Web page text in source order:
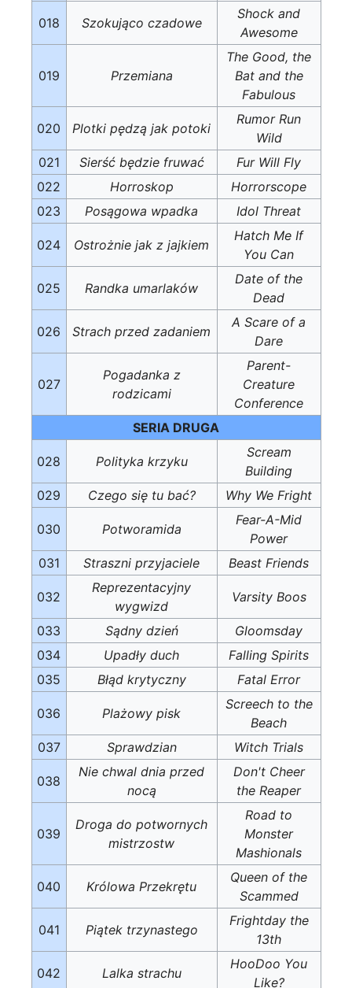
018 Szokująco czadowe
Shock and
Awesome
019 Przemiana
The Good, the
Bat and the
Fabulous
020 Plotki pędzą jak potoki
Rumor Run
Wild
021
Sierść będzie fruwać
Fur Will Fly
022
Horroskop
Horrorscope
023
Posągowa wpadka Idol Threat
024 Ostrożnie jak z jajkiem
Hatch Me If
You Can
025 Randka umarlaków
Date of the
Dead
026 Strach przed zadaniem
A Scare of a
Dare
027
Pogadanka z
rodzicami
Parent-
Creature
Conference
SERIA DRUGA
028 Polityka krzyku
Scream
Building
029
Czego się tu bać? Why We Fright
030 Potworamida
Fear-A-Mid
Power
031
Straszni przyjaciele Beast Friends
032
Reprezentacyjny
wygwizd
Varsity Boos
033 Sądny dzień
Gloomsday
034
Upadły duch
Falling Spirits
035
Błąd krytyczny Fatal Error
036 Plażowy pisk
Screech to the
Beach
037
Sprawdzian Witch Trials
038
Nie chwal dnia przed
nocą
Don't Cheer
the Reaper
039
Droga do potwornych
mistrzostw
Road to
Monster
Mashionals
040 Królowa Przekrętu
Queen of the
Scammed
041 Piątek trzynastego
Frightday the
13th
042 Lalka strachu
HooDoo You
Like?